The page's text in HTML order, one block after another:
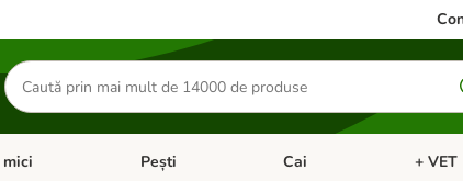
Căutare
produse
cu categorii: PăsăriDeschideți meniul cu categorii: Animale mici
Pești Deschideți meniul cu
Cai +